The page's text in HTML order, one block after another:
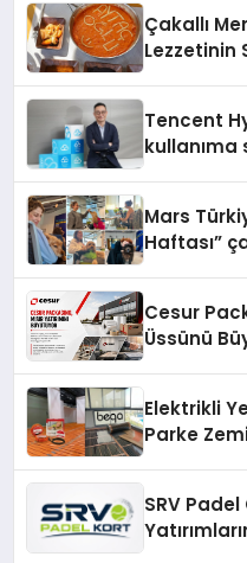
Çakallı
Lezzetinin
Tencent
kullanıma
Mars
Haftası”
Cesur
Üssünü
Elektrikli
Parke
SRV